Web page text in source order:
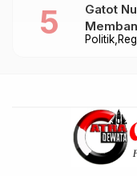
Politik
Gatot